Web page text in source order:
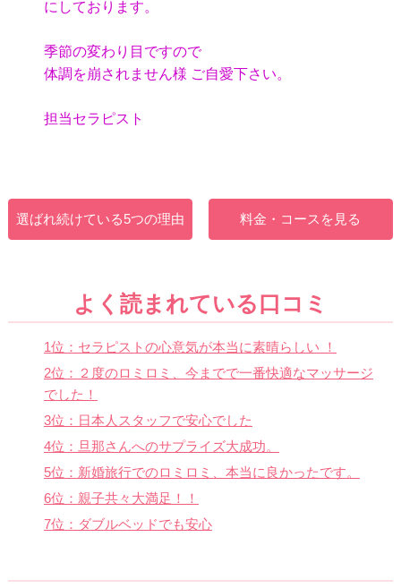
にしております。
季節の変わり目ですので
体調を崩されません様 ご自愛下さい。
担当セラピスト
選ばれ続けている5つの理由 料金・コースを見る
よく読まれている口コミ
1位：セラピストの心意気が本当に素晴らしい ！
2位：２度のロミロミ、今までで一番快適なマッサージ
でした！
3位：日本人スタッフで安心でした
4位：旦那さんへのサプライズ大成功。
5位：新婚旅行でのロミロミ、本当に良かったです。
6位：親子共々大満足！！
7位：ダブルベッドでも安心